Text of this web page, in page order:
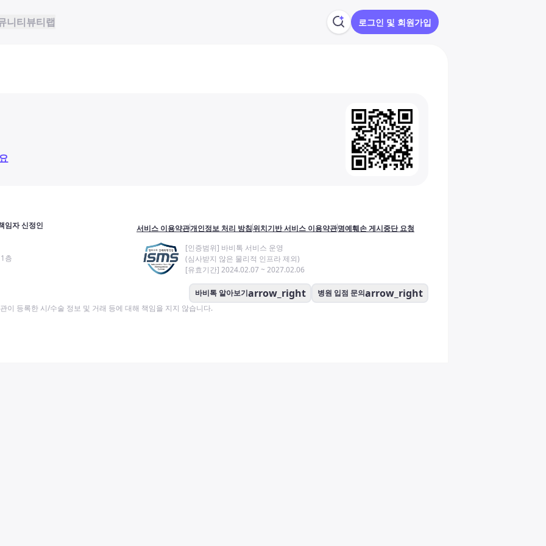
니티뷰티랩 로그인 및 회원가입
임자 신정인
층
서비스 이용약관개인정보 처리 방침위치기반 서비스 이용약관명예훼손 게시중단 요청
[인증범위] 바비톡 서비스 운영
(심사받지 않은 물리적 인프라 제외)
[유효기간] 2024.02.07 ~ 2027.02.06
바비톡 알아보기arrow_right 병원 입점 문의arrow_right
이 등록한 시/수술 정보 및 거래 등에 대해 책임을 지지 않습니다.